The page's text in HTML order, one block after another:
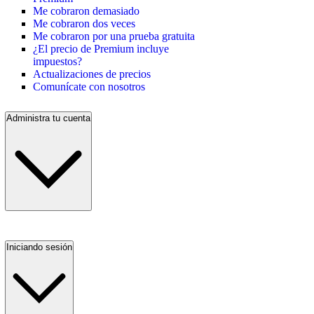
Me cobraron demasiado
Me cobraron dos veces
Me cobraron por una prueba gratuita
¿El precio de Premium incluye
impuestos?
Actualizaciones de precios
Comunícate con nosotros
Administra tu cuenta
Iniciando sesión